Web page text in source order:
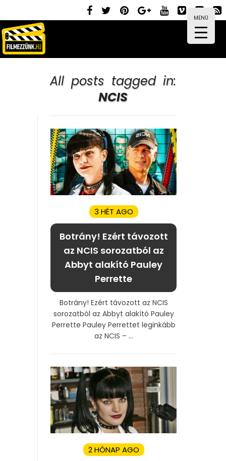
MENÜ
All posts tagged in:
NCIS
3 HÉT AGO
Botrány! Ezért távozott
az NCIS sorozatból az
Abbyt alakító Pauley
Perrette
Botrány! Ezért távozott az NCIS
sorozatból az Abbyt alakító Pauley
Perrette Pauley Perrettet leginkább
az NCIS – ...
2 HÓNAP AGO